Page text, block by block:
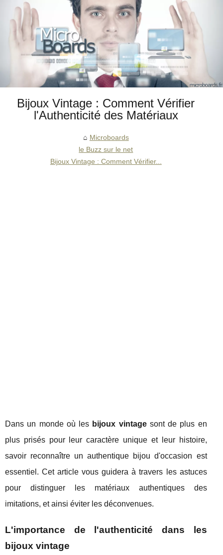
Bijoux Vintage : Comment Vérifier
l'Authenticité des Matériaux
Microboards
le Buzz sur le net
Bijoux Vintage : Comment Vérifier...
Dans un monde où les bijoux vintagesont de plus en
plus prisés pour leur caractère unique et leur histoire,
savoir reconnaître un authentique bijou d'occasion est
essentiel. Cet article vous guidera à travers les astuces
pour distinguer les matériaux authentiques des
imitations, et ainsi éviter les déconvenues.
L'importance de l'authenticité dans les
bijoux vintage